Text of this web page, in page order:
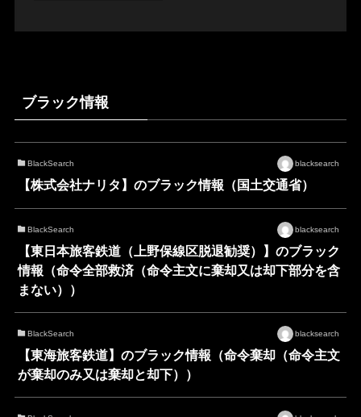
ブラック情報
BlackSearch blacksearch
【株式会社ナリタ】のブラック情報（国土交通省）
BlackSearch blacksearch
【東日本旅客鉄道（上野保線区脱退勧奨）】のブラック
情報（命令全部救済（命令主文に棄却又は却下部分を含
まない））
BlackSearch blacksearch
【東海旅客鉄道】のブラック情報（命令棄却（命令主文
が棄却のみ又は棄却と却下））